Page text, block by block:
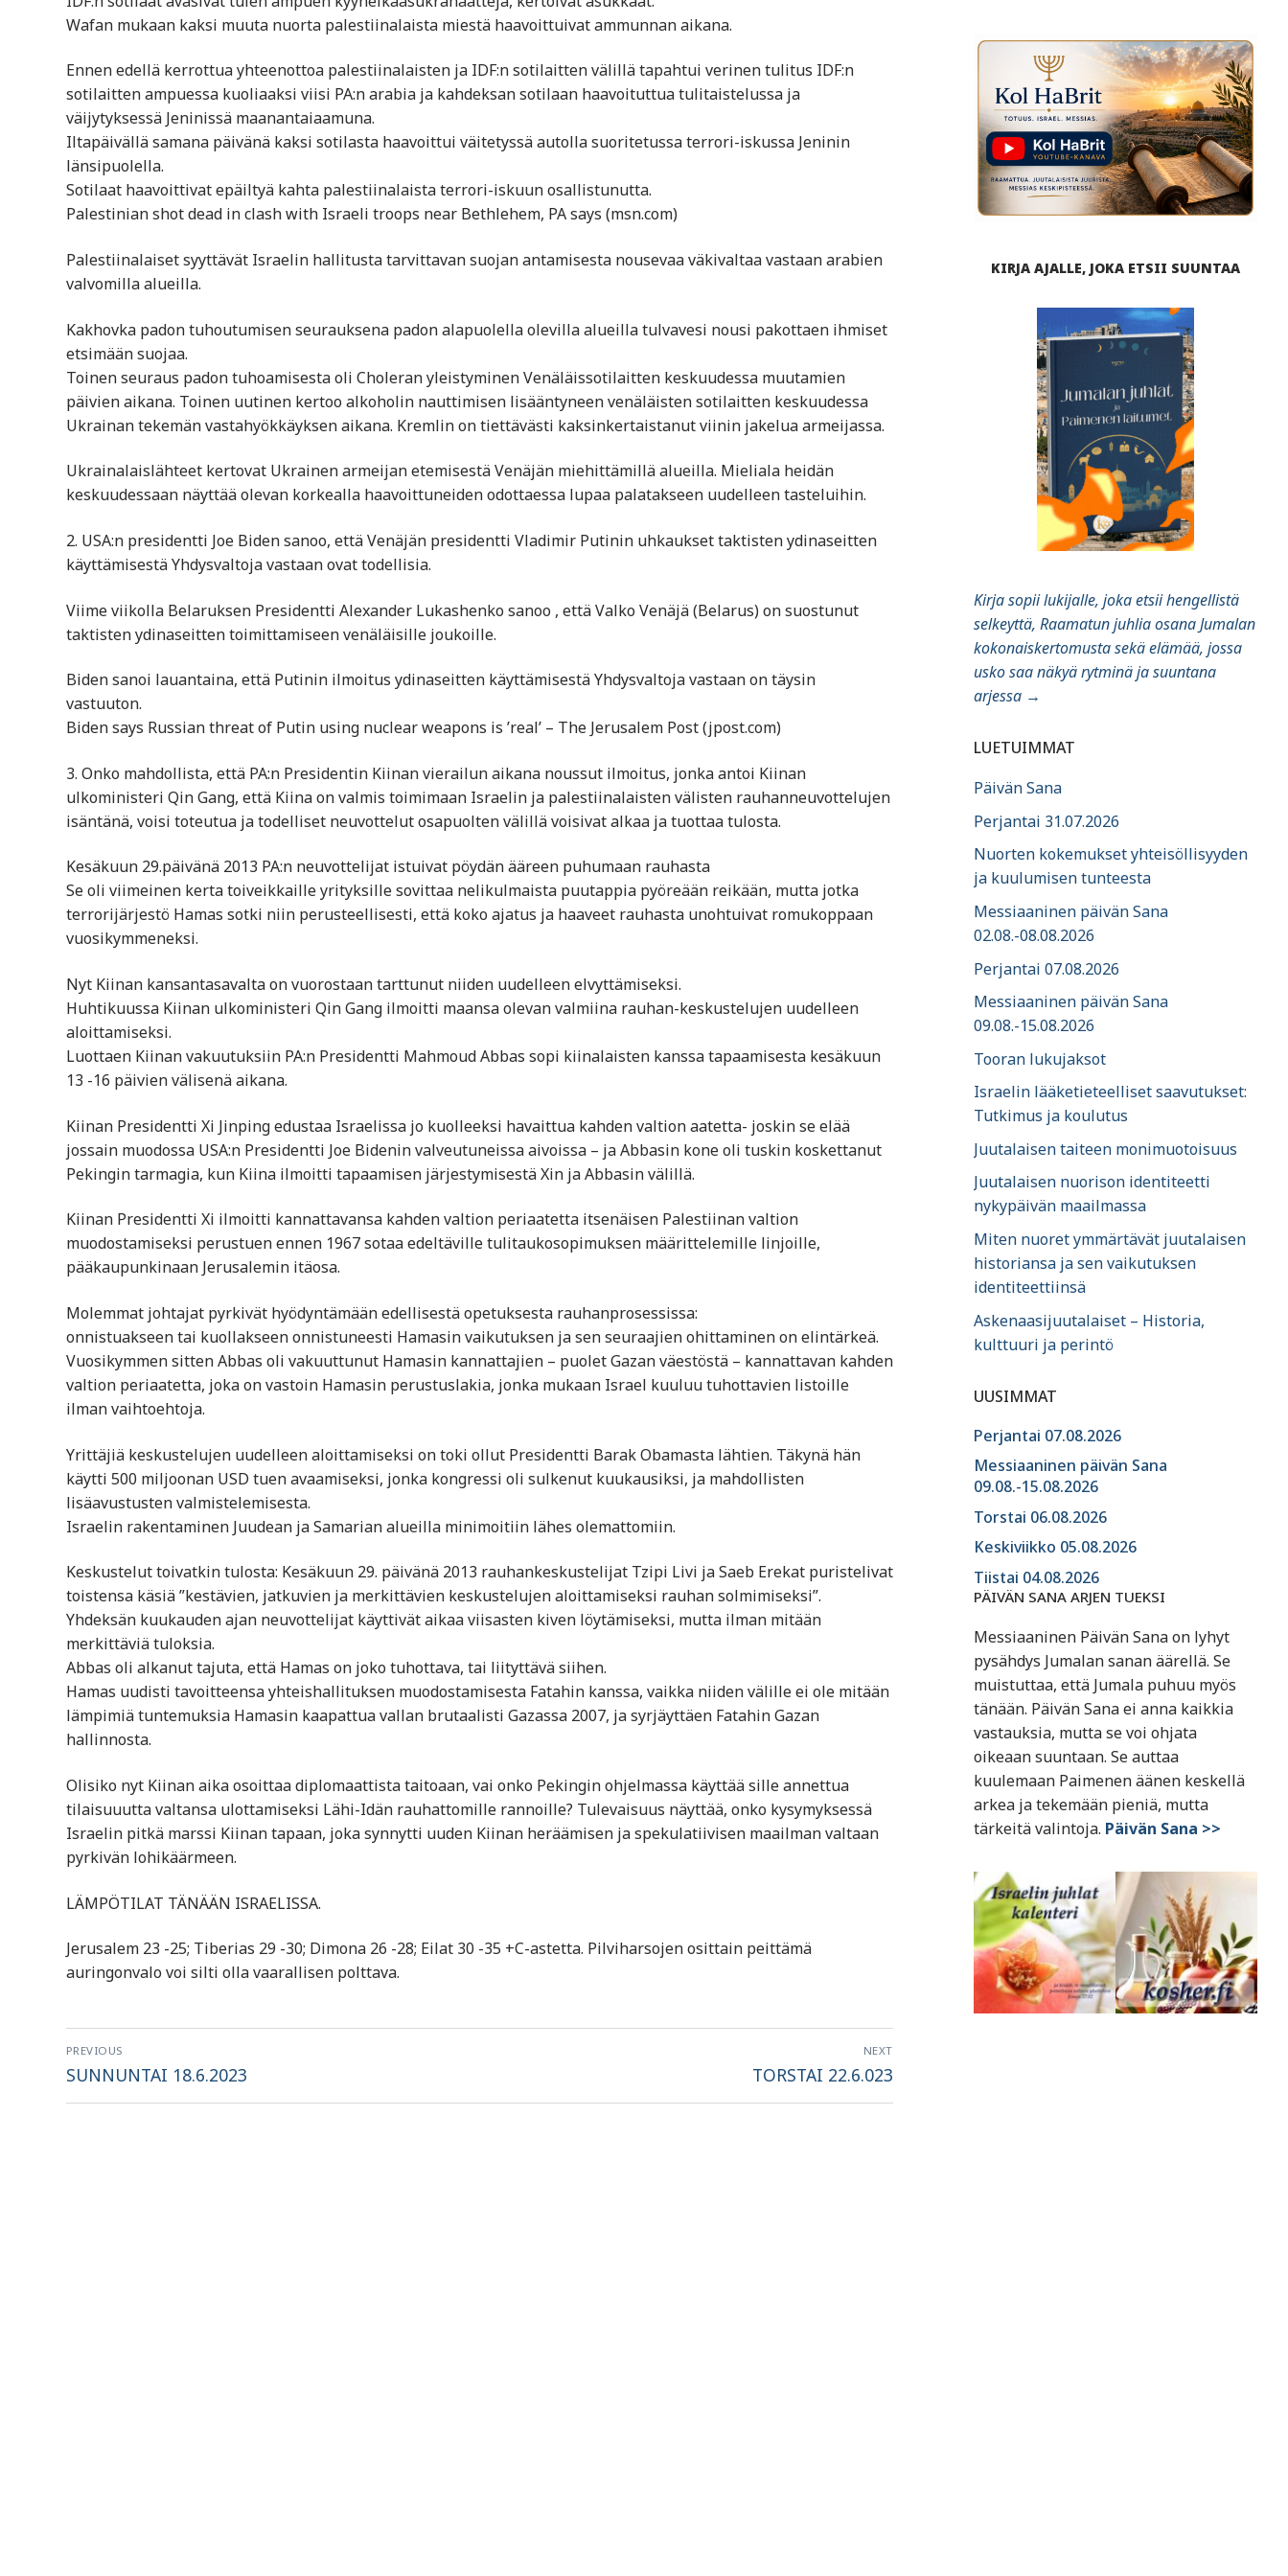
Wafan mukaan kaksi muuta nuorta palestiinalaista miestä haavoittuivat ammunnan aikana.
Ennen edellä kerrottua yhteenottoa palestiinalaisten ja IDF:n sotilaitten välillä tapahtui verinen tulitus IDF:n
sotilaitten ampuessa kuoliaaksi viisi PA:n arabia ja kahdeksan sotilaan haavoituttua tulitaistelussa ja
väijytyksessä Jeninissä maanantaiaamuna.
Iltapäivällä samana päivänä kaksi sotilasta haavoittui väitetyssä autolla suoritetussa terrori-iskussa Jeninin
länsipuolella.
Sotilaat haavoittivat epäiltyä kahta palestiinalaista terrori-iskuun osallistunutta.
Palestinian shot dead in clash with Israeli troops near Bethlehem, PA says (msn.com)
Palestiinalaiset syyttävät Israelin hallitusta tarvittavan suojan antamisesta nousevaa väkivaltaa vastaan arabien
valvomilla alueilla.
Kakhovka padon tuhoutumisen seurauksena padon alapuolella olevilla alueilla tulvavesi nousi pakottaen ihmiset
etsimään suojaa.
Toinen seuraus padon tuhoamisesta oli Choleran yleistyminen Venäläissotilaitten keskuudessa muutamien
päivien aikana. Toinen uutinen kertoo alkoholin nauttimisen lisääntyneen venäläisten sotilaitten keskuudessa
Ukrainan tekemän vastahyökkäyksen aikana. Kremlin on tiettävästi kaksinkertaistanut viinin jakelua armeijassa.
Ukrainalaislähteet kertovat Ukrainen armeijan etemisestä Venäjän miehittämillä alueilla. Mieliala heidän
keskuudessaan näyttää olevan korkealla haavoittuneiden odottaessa lupaa palatakseen uudelleen tasteluihin.
2. USA:n presidentti Joe Biden sanoo, että Venäjän presidentti Vladimir Putinin uhkaukset taktisten ydinaseitten
käyttämisestä Yhdysvaltoja vastaan ovat todellisia.
Viime viikolla Belaruksen Presidentti Alexander Lukashenko sanoo , että Valko Venäjä (Belarus) on suostunut
taktisten ydinaseitten toimittamiseen venäläisille joukoille.
Biden sanoi lauantaina, että Putinin ilmoitus ydinaseitten käyttämisestä Yhdysvaltoja vastaan on täysin
vastuuton.
Biden says Russian threat of Putin using nuclear weapons is ’real’ – The Jerusalem Post (jpost.com)
3. Onko mahdollista, että PA:n Presidentin Kiinan vierailun aikana noussut ilmoitus, jonka antoi Kiinan
ulkoministeri Qin Gang, että Kiina on valmis toimimaan Israelin ja palestiinalaisten välisten rauhanneuvottelujen
isäntänä, voisi toteutua ja todelliset neuvottelut osapuolten välillä voisivat alkaa ja tuottaa tulosta.
Kesäkuun 29.päivänä 2013 PA:n neuvottelijat istuivat pöydän ääreen puhumaan rauhasta
Se oli viimeinen kerta toiveikkaille yrityksille sovittaa nelikulmaista puutappia pyöreään reikään, mutta jotka
terrorijärjestö Hamas sotki niin perusteellisesti, että koko ajatus ja haaveet rauhasta unohtuivat romukoppaan
vuosikymmeneksi.
Nyt Kiinan kansantasavalta on vuorostaan tarttunut niiden uudelleen elvyttämiseksi.
Huhtikuussa Kiinan ulkoministeri Qin Gang ilmoitti maansa olevan valmiina rauhan-keskustelujen uudelleen
aloittamiseksi.
Luottaen Kiinan vakuutuksiin PA:n Presidentti Mahmoud Abbas sopi kiinalaisten kanssa tapaamisesta kesäkuun
13 -16 päivien välisenä aikana.
Kiinan Presidentti Xi Jinping edustaa Israelissa jo kuolleeksi havaittua kahden valtion aatetta- joskin se elää
jossain muodossa USA:n Presidentti Joe Bidenin valveutuneissa aivoissa – ja Abbasin kone oli tuskin koskettanut
Pekingin tarmagia, kun Kiina ilmoitti tapaamisen järjestymisestä Xin ja Abbasin välillä.
Kiinan Presidentti Xi ilmoitti kannattavansa kahden valtion periaatetta itsenäisen Palestiinan valtion
muodostamiseksi perustuen ennen 1967 sotaa edeltäville tulitaukosopimuksen määrittelemille linjoille,
pääkaupunkinaan Jerusalemin itäosa.
Molemmat johtajat pyrkivät hyödyntämään edellisestä opetuksesta rauhanprosessissa:
onnistuakseen tai kuollakseen onnistuneesti Hamasin vaikutuksen ja sen seuraajien ohittaminen on elintärkeä.
Vuosikymmen sitten Abbas oli vakuuttunut Hamasin kannattajien – puolet Gazan väestöstä – kannattavan kahden
valtion periaatetta, joka on vastoin Hamasin perustuslakia, jonka mukaan Israel kuuluu tuhottavien listoille
ilman vaihtoehtoja.
Yrittäjiä keskustelujen uudelleen aloittamiseksi on toki ollut Presidentti Barak Obamasta lähtien. Täkynä hän
käytti 500 miljoonan USD tuen avaamiseksi, jonka kongressi oli sulkenut kuukausiksi, ja mahdollisten
lisäavustusten valmistelemisesta.
Israelin rakentaminen Juudean ja Samarian alueilla minimoitiin lähes olemattomiin.
Keskustelut toivatkin tulosta: Kesäkuun 29. päivänä 2013 rauhankeskustelijat Tzipi Livi ja Saeb Erekat puristelivat
toistensa käsiä ”kestävien, jatkuvien ja merkittävien keskustelujen aloittamiseksi rauhan solmimiseksi”.
Yhdeksän kuukauden ajan neuvottelijat käyttivät aikaa viisasten kiven löytämiseksi, mutta ilman mitään
merkittäviä tuloksia.
Abbas oli alkanut tajuta, että Hamas on joko tuhottava, tai liityttävä siihen.
Hamas uudisti tavoitteensa yhteishallituksen muodostamisesta Fatahin kanssa, vaikka niiden välille ei ole mitään
lämpimiä tuntemuksia Hamasin kaapattua vallan brutaalisti Gazassa 2007, ja syrjäyttäen Fatahin Gazan
hallinnosta.
Olisiko nyt Kiinan aika osoittaa diplomaattista taitoaan, vai onko Pekingin ohjelmassa käyttää sille annettua
tilaisuuutta valtansa ulottamiseksi Lähi-Idän rauhattomille rannoille? Tulevaisuus näyttää, onko kysymyksessä
Israelin pitkä marssi Kiinan tapaan, joka synnytti uuden Kiinan heräämisen ja spekulatiivisen maailman valtaan
pyrkivän lohikäärmeen.
LÄMPÖTILAT TÄNÄÄN ISRAELISSA.
Jerusalem 23 -25; Tiberias 29 -30; Dimona 26 -28; Eilat 30 -35 +C-astetta. Pilviharsojen osittain peittämä
auringonvalo voi silti olla vaarallisen polttava.
Artikkelien
selaus
PREVIOUS
Previous
SUNNUNTAI 18.6.2023
NEXT
Next
TORSTAI 22.6.023
KIRJA AJALLE, JOKA ETSII SUUNTAA
Kirja sopii lukijalle, joka etsii hengellistä
selkeyttä, Raamatun juhlia osana Jumalan
kokonaiskertomusta sekä elämää, jossa
usko saa näkyä rytminä ja suuntana
arjessa →
LUETUIMMAT
Päivän Sana
Perjantai 31.07.2026
Nuorten kokemukset yhteisöllisyyden
ja kuulumisen tunteesta
Messiaaninen päivän Sana
02.08.-08.08.2026
Perjantai 07.08.2026
Messiaaninen päivän Sana
09.08.-15.08.2026
Tooran lukujaksot
Israelin lääketieteelliset saavutukset:
Tutkimus ja koulutus
Juutalaisen taiteen monimuotoisuus
Juutalaisen nuorison identiteetti
nykypäivän maailmassa
Miten nuoret ymmärtävät juutalaisen
historiansa ja sen vaikutuksen
identiteettiinsä
Askenaasijuutalaiset – Historia,
kulttuuri ja perintö
UUSIMMAT
Perjantai 07.08.2026
Messiaaninen päivän Sana
09.08.-15.08.2026
Torstai 06.08.2026
Keskiviikko 05.08.2026
Tiistai 04.08.2026
PÄIVÄN SANA ARJEN TUEKSI
Messiaaninen Päivän Sana on lyhyt
pysähdys Jumalan sanan äärellä. Se
muistuttaa, että Jumala puhuu myös
tänään. Päivän Sana ei anna kaikkia
vastauksia, mutta se voi ohjata
oikeaan suuntaan. Se auttaa
kuulemaan Paimenen äänen keskellä
arkea ja tekemään pieniä, mutta
tärkeitä valintoja. Päivän Sana >>